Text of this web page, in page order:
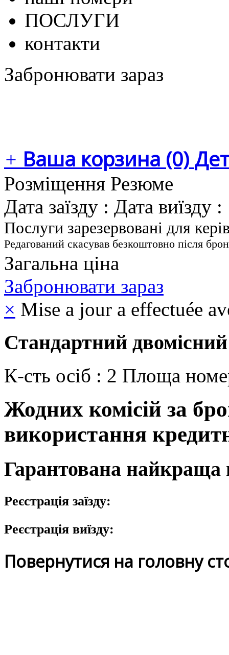
ПОСЛУГИ
контакти
Забронювати зараз
+ Ваша корзина (0)
Розміщення Резюме
Дата заїзду : Дата виїзду :
Послуги зарезервовані для
Редагований скасував безкоштовно після
Загальна ціна
Забронювати зараз
× Mise a jour a effectuée
Стандартний
К-cть осіб : 2 Площа
Жодних комісій за
використання
Гарантована найкраща
Реєстрація заїзду:
Реєстрація виїзду:
Повернутися на головну